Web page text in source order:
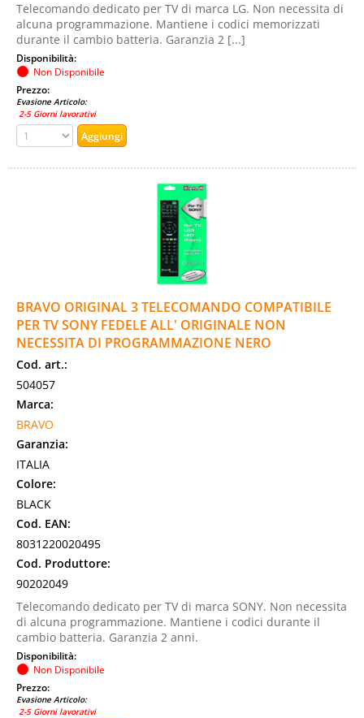
Telecomando dedicato per TV di marca LG. Non necessita di
alcuna programmazione. Mantiene i codici memorizzati
durante il cambio batteria. Garanzia 2 [...]
Disponibilità:
Non Disponibile
Prezzo:
Evasione Articolo:
2-5 Giorni lavorativi
BRAVO ORIGINAL 3 TELECOMANDO COMPATIBILE
PER TV SONY FEDELE ALL' ORIGINALE NON
NECESSITA DI PROGRAMMAZIONE NERO
Cod. art.:
504057
Marca:
BRAVO
Garanzia:
ITALIA
Colore:
BLACK
Cod. EAN:
8031220020495
Cod. Produttore:
90202049
Telecomando dedicato per TV di marca SONY. Non necessita
di alcuna programmazione. Mantiene i codici durante il
cambio batteria. Garanzia 2 anni.
Disponibilità:
Non Disponibile
Prezzo:
Evasione Articolo:
2-5 Giorni lavorativi